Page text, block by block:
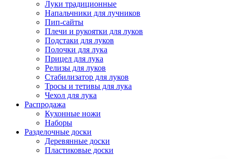
Луки традиционные
Напальчники для лучников
Пип-сайты
Плечи и рукоятки для луков
Подстаки для луков
Полочки для лука
Прицел для лука
Релизы для луков
Стабилизатор для луков
Тросы и тетивы для лука
Чехол для лука
Распродажа
Кухонные ножи
Наборы
Разделочные доски
Деревянные доски
Пластиковые доски